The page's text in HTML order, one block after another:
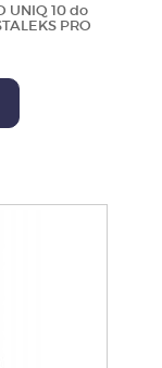
UNIQ 10 do
PRO